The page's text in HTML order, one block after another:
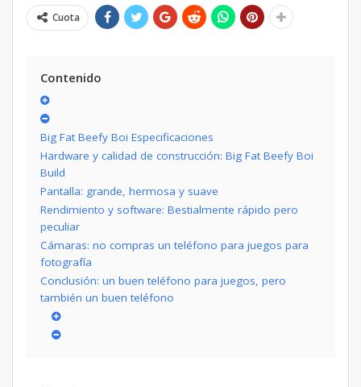
Cuota
Contenido
Big Fat Beefy Boi Especificaciones
Hardware y calidad de construcción: Big Fat Beefy Boi
Build
Pantalla: grande, hermosa y suave
Rendimiento y software: Bestialmente rápido pero
peculiar
Cámaras: no compras un teléfono para juegos para
fotografía
Conclusión: un buen teléfono para juegos, pero
también un buen teléfono